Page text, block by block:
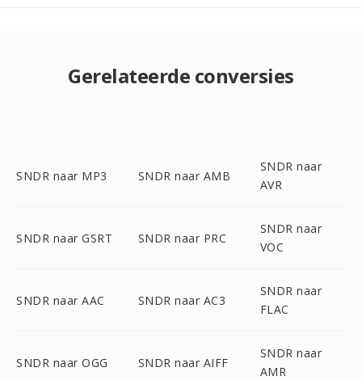
Gerelateerde conversies
SNDR naar MP3 SNDR naar AMB
SNDR naar
AVR
SNDR naar GSRT SNDR naar PRC
SNDR naar
VOC
SNDR naar AAC SNDR naar AC3
SNDR naar
FLAC
SNDR naar OGG SNDR naar AIFF
SNDR naar
AMR